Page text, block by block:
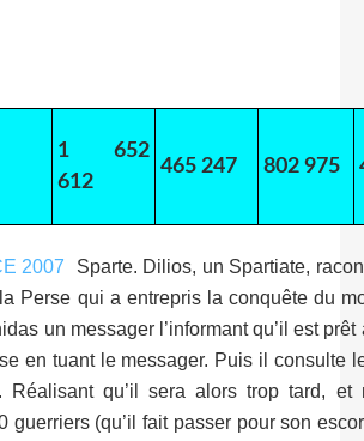
1 652
612
465 247 802 975
Sparte. Dilios, un Spartiate,
Perse qui a entrepris la conquête du
un messager l’informant qu’il est
en tuant le messager. Puis il consulte
Réalisant qu’il sera alors trop tard,
guerriers (qu’il fait passer pour son